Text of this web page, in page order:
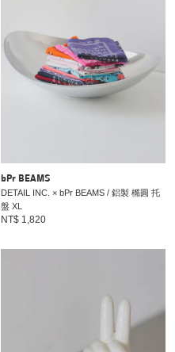
bPr BEAMS
DETAIL INC. × bPr BEAMS / 鋁製 橢圓 托
盤 XL
NT$ 1,820